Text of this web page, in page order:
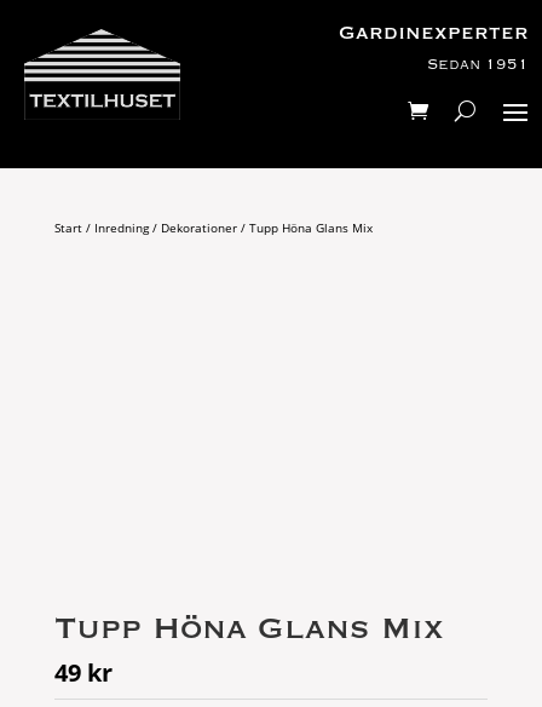
Gardinexperter
Sedan 1951
Start/ Inredning/ Dekorationer/ Tupp Höna Glans Mix
Tupp Höna Glans Mix
49 kr